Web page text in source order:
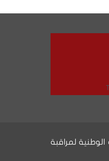
التصريح بذلك من طرف اللجنة الوطنية لمراقبة